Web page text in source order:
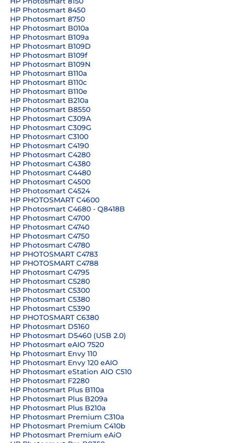
HP Photosmart 8450
HP Photosmart 8750
HP Photosmart B010a
HP Photosmart B109a
HP Photosmart B109D
HP Photosmart B109f
HP Photosmart B109N
HP Photosmart B110a
HP Photosmart B110c
HP Photosmart B110e
HP Photosmart B210a
HP Photosmart B8550
HP Photosmart C309A
HP Photosmart C309G
HP Photosmart C3100
HP Photosmart C4190
HP Photosmart C4280
HP Photosmart C4380
HP Photosmart C4480
HP Photosmart C4500
HP Photosmart C4524
HP PHOTOSMART C4600
HP Photosmart C4680 - Q8418B
HP Photosmart C4700
HP Photosmart C4740
HP Photosmart C4750
HP Photosmart C4780
HP PHOTOSMART C4783
HP PHOTOSMART C4788
HP Photosmart C4795
HP Photosmart C5280
HP Photosmart C5300
HP Photosmart C5380
HP Photosmart C5390
HP PHOTOSMART C6380
HP Photosmart D5160
HP Photosmart D5460 (USB 2.0)
HP Photosmart eAIO 7520
Hp Photosmart Envy 110
HP Photosmart Envy 120 eAIO
HP Photosmart eStation AIO C510
HP Photosmart F2280
HP Photosmart Plus B110a
HP Photosmart Plus B209a
HP Photosmart Plus B210a
HP Photosmart Premium C310a
HP Photosmart Premium C410b
HP Photosmart Premium eAiO